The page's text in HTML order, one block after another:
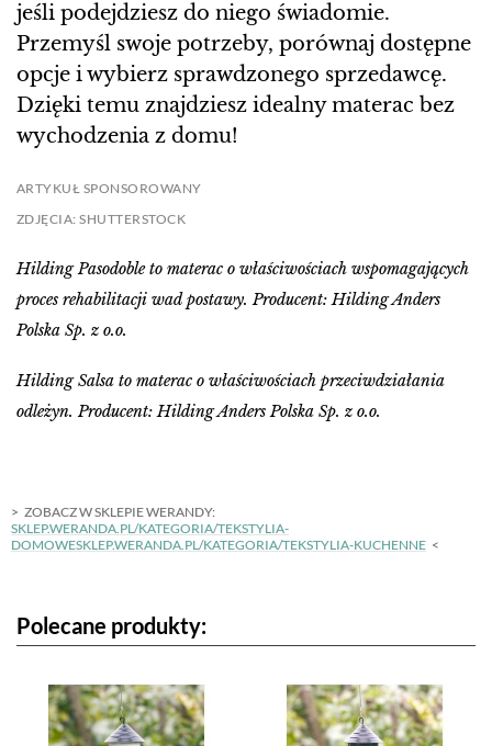
jeśli podejdziesz do niego świadomie.
Przemyśl swoje potrzeby, porównaj dostępne
opcje i wybierz sprawdzonego sprzedawcę.
Dzięki temu znajdziesz idealny materac bez
wychodzenia z domu!
ARTYKUŁ SPONSOROWANY
ZDJĘCIA: SHUTTERSTOCK
Hilding Pasodoble to materac o właściwościach wspomagających
proces rehabilitacji wad postawy. Producent: Hilding Anders
Polska Sp. z o.o.
Hilding Salsa to materac o właściwościach przeciwdziałania
odleżyn. Producent: Hilding Anders Polska Sp. z o.o.
ZOBACZ W SKLEPIE WERANDY:
SKLEP.WERANDA.PL/KATEGORIA/TEKSTYLIA-
DOMOWESKLEP.WERANDA.PL/KATEGORIA/TEKSTYLIA-KUCHENNE
Polecane produkty: